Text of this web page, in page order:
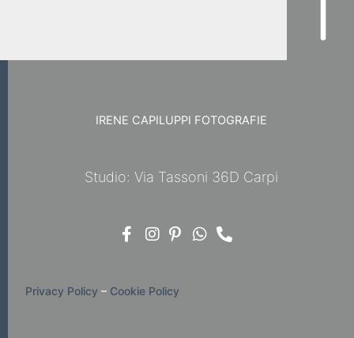
IRENE CAPILUPPI FOTOGRAFIE
Studio: Via Tassoni 36D Carpi
Privacy Policy – Cookie Policy